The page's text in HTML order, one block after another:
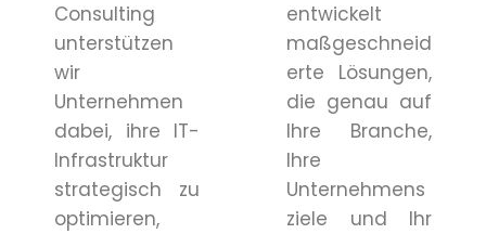
Consulting
unterstützen
wir
Unternehmen
dabei, ihre IT-
Infrastruktur
strategisch zu
optimieren,
entwickelt
maßgeschneid
erte Lösungen,
die genau auf
Ihre Branche,
Ihre
Unternehmens
ziele und Ihr